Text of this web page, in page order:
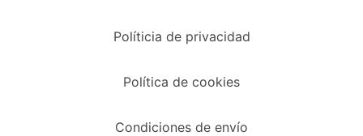
Políticia de privacidad
Política de cookies
Condiciones de envío